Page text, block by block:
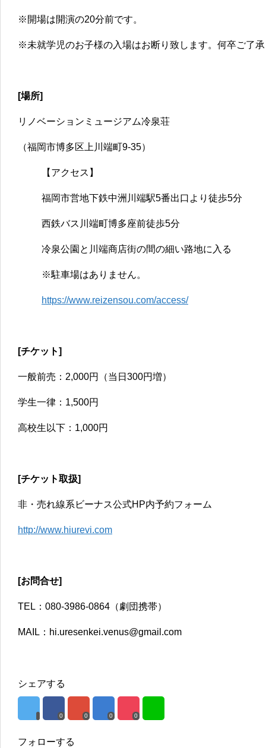
※開場は開演の20分前です。
※未就学児のお子様の入場はお断り致します。何卒ご了
[場所]
リノベーションミュージアム冷泉荘
（福岡市博多区上川端町9-35）
【アクセス】
福岡市営地下鉄中洲川端駅5番出口より徒歩5分
西鉄バス川端町博多座前徒歩5分
冷泉公園と川端商店街の間の細い路地に入る
※駐車場はありません。
https://www.reizensou.com/access/
[チケット]
一般前売：2,000円（当日300円増）
学生一律：1,500円
高校生以下：1,000円
[チケット取扱]
非・売れ線系ビーナス公式HP内予約フォーム
http://www.hiurevi.com
[お問合せ]
TEL：080-3986-0864（劇団携帯）
MAIL：hi.uresenkei.venus@gmail.com
シェアする
0 0 0 0
フォローする